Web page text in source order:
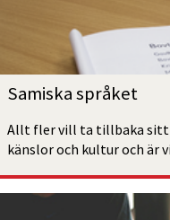
Samiska språket
Allt fler vill ta tillbaka sitt
känslor och kultur och